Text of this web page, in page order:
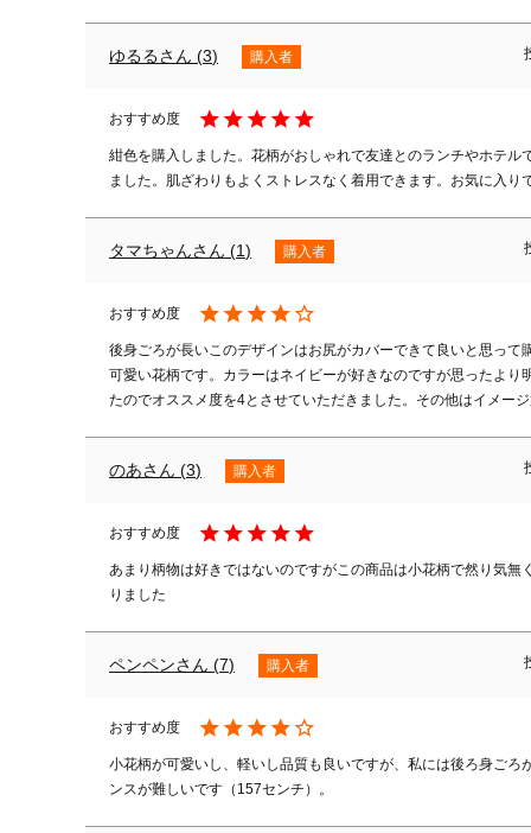
ゆるる 3 購入者
紺色を購入しました。花柄がおしゃれで友達とのランチやホテル
ました。肌ざわりもよくストレスなく着用できます。お気に入り
タマちゃん 1 購入者
後身ごろが長いこのデザインはお尻がカバーできて良いと思って
可愛い花柄です。カラーはネイビーが好きなのですが思ったより
たのでオススメ度を4とさせていただきました。その他はイメー
のあ 3 購入者
あまり柄物は好きではないのですがこの商品は小花柄で然り気無
りました
ペンペン 7 購入者
小花柄が可愛いし、軽いし品質も良いですが、私には後ろ身ごろ
ンスが難しいです（157センチ）。